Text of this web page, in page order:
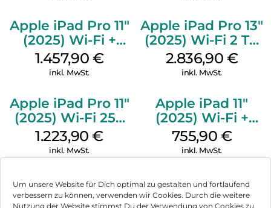
Um unsere Website für Dich optimal zu gestalten und fortlaufend
verbessern zu können, verwenden wir Cookies. Durch die weitere
Nutzung der Website stimmst Du der Verwendung von Cookies zu.
Apple iPad Pro 11″
(2025) Wi-Fi +
Cellular 256 GB
Standardglas
1.457,90 €
inkl. MwSt.
Apple iPad Pro 13″
(2025) Wi-Fi 2 TB
Standardglas
Silber
2.836,90 €
inkl. MwSt.
Apple iPad Pro 11″
(2025) Wi-Fi 256
GB Standardglas
Space Schwarz
1.223,90€
inkl. MwSt.
Apple iPad 11″
(2025) Wi-Fi +
Cellular 256 GB
Pink
755,90 €
inkl. MwSt.